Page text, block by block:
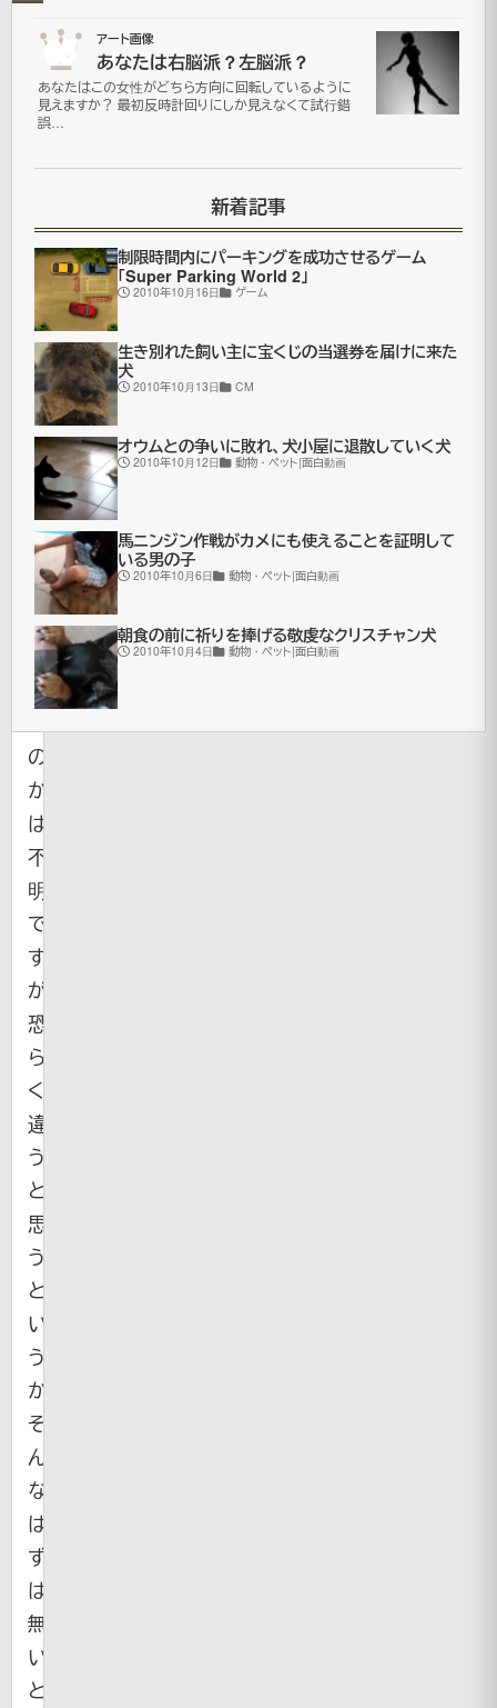
実
在
す
ー
デ
ト
ワ
レ
の
よ
う
で
す。
あ
の
Google
の
物
の
か
は
不
明
で
す
が、
恐
ら
く
違
う
と
思
う
と
い
う
か
そ
ん
な
は
ず
は
無
い
と
05 アート画像
あなたは右脳派？左脳派？
あなたはこの女性がどちら方向に回転しているように
見えますか？ 最初反時計回りにしか見えなくて試行錯
誤…
新着記事
制限時間内にパーキングを成功させるゲーム
「Super Parking World 2」
2010年10月16日 ゲーム
生き別れた飼い主に宝くじの当選券を届けに来た
犬
2010年10月13日 CM
オウムとの争いに敗れ、犬小屋に退散していく犬
2010年10月12日 動物・ペット|面白動画
馬ニンジン作戦がカメにも使えることを証明して
いる男の子
2010年10月6日 動物・ペット|面白動画
朝食の前に祈りを捧げる敬虔なクリスチャン犬
2010年10月4日 動物・ペット|面白動画